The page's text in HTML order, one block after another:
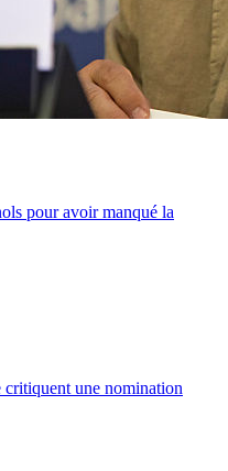
pour avoir manqué la
une nomination